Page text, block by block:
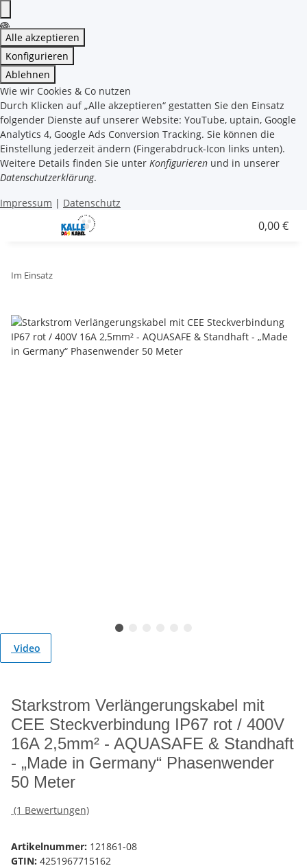
Alle akzeptieren
Konfigurieren
Ablehnen
Wie wir Cookies & Co nutzen
Durch Klicken auf „Alle akzeptieren“ gestatten Sie den Einsatz
folgender Dienste auf unserer Website: YouTube, uptain, Google
Analytics 4, Google Ads Conversion Tracking. Sie können die
Einstellung jederzeit ändern (Fingerabdruck-Icon links unten).
Weitere Details finden Sie unter Konfigurieren und in unserer
Datenschutzerklärung.
Impressum | Datenschutz
0,00 €
Im Einsatz
Video
Starkstrom Verlängerungskabel mit
CEE Steckverbindung IP67 rot / 400V
16A 2,5mm² - AQUASAFE & Standhaft
- „Made in Germany“ Phasenwender
50 Meter
(1 Bewertungen)
Artikelnummer: 121861-08
GTIN: 4251967715162